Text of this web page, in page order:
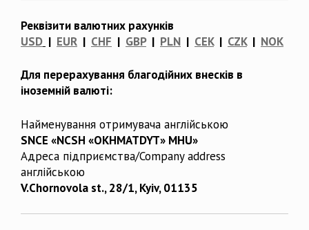
Реквізити валютних рахунків
USD | EUR | CHF | GBP| PLN | CEK| CZK| NOK
Для перерахування благодійних внесків в
іноземній валюті:
Найменування отримувача англійською
SNCE «NCSH «OKHMATDYT» MHU»
Адреса підприємства/Company address
англійською
V.Chornovola st., 28/1, Kyiv, 01135